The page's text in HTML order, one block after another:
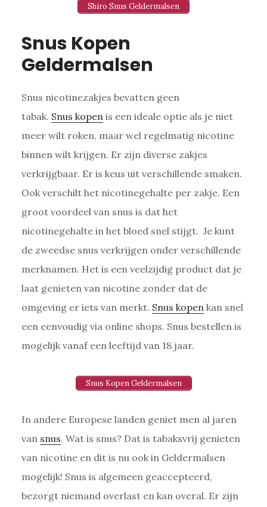
Shiro Snus Geldermalsen
Snus Kopen
Geldermalsen
Snus nicotinezakjes bevatten geen
tabak. Snus kopen is een ideale optie als je niet
meer wilt roken, maar wel regelmatig nicotine
binnen wilt krijgen. Er zijn diverse zakjes
verkrijgbaar. Er is keus uit verschillende smaken.
Ook verschilt het nicotinegehalte per zakje. Een
groot voordeel van snus is dat het
nicotinegehalte in het bloed snel stijgt. Je kunt
de zweedse snus verkrijgen onder verschillende
merknamen. Het is een veelzijdig product dat je
laat genieten van nicotine zonder dat de
omgeving er iets van merkt. Snus kopen kan snel
een eenvoudig via online shops. Snus bestellen is
mogelijk vanaf een leeftijd van 18 jaar.
Snus Kopen Geldermalsen
In andere Europese landen geniet men al jaren
van snus. Wat is snus? Dat is tabaksvrij genieten
van nicotine en dit is nu ook in Geldermalsen
mogelijk! Snus is algemeen geaccepteerd,
bezorgt niemand overlast en kan overal. Er zijn